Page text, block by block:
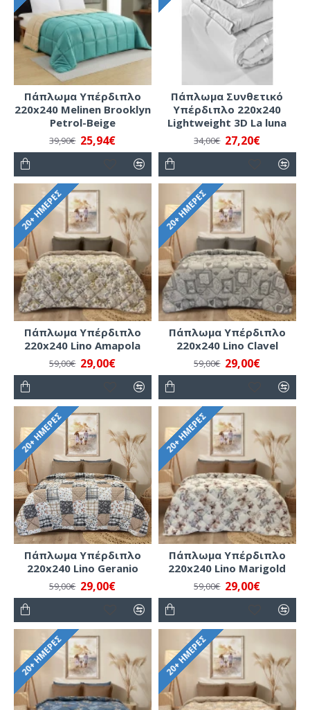
Πάπλωμα Υπέρδιπλο
220x240 Melinen Brooklyn
Petrol-Beige
25,94€
39,90€
Πάπλωμα Συνθετικό
Υπέρδιπλο 220x240
Lightweight 3D La luna
27,20€
34,00€
20+ ΗΜΈΡΕΣ
Πάπλωμα Υπέρδιπλο
220x240 Lino Amapola
29,00€
59,00€
20+ ΗΜΈΡΕΣ
Πάπλωμα Υπέρδιπλο
220x240 Lino Clavel
29,00€
59,00€
20+ ΗΜΈΡΕΣ
Πάπλωμα Υπέρδιπλο
220x240 Lino Geranio
29,00€
59,00€
20+ ΗΜΈΡΕΣ
Πάπλωμα Υπέρδιπλο
220x240 Lino Marigold
29,00€
59,00€
20+ ΗΜΈΡΕΣ 20+ ΗΜΈΡΕΣ